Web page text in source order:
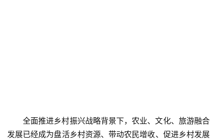
全面推进乡村振兴战略背景下，农业、文化、旅游融合
发展已经成为盘活乡村资源、带动农民增收、促进乡村发展